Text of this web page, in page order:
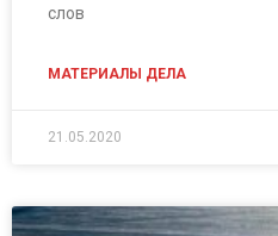
слов
МАТЕРИАЛЫ ДЕЛА
21.05.2020